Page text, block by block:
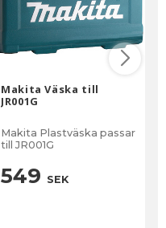
Makita Väska till
JR001G
Makita Plastväska passar
till JR001G
549 SEK